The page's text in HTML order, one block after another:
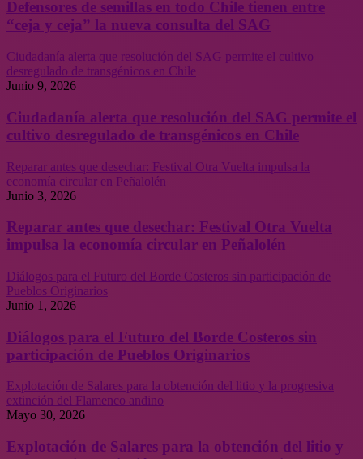
Defensores de semillas en todo Chile tienen entre
“ceja y ceja” la nueva consulta del SAG
Ciudadanía alerta que resolución del SAG permite el cultivo
desregulado de transgénicos en Chile
Junio 9, 2026
Ciudadanía alerta que resolución del SAG permite el
cultivo desregulado de transgénicos en Chile
Reparar antes que desechar: Festival Otra Vuelta impulsa la
economía circular en Peñalolén
Junio 3, 2026
Reparar antes que desechar: Festival Otra Vuelta
impulsa la economía circular en Peñalolén
Diálogos para el Futuro del Borde Costeros sin participación de
Pueblos Originarios
Junio 1, 2026
Diálogos para el Futuro del Borde Costeros sin
participación de Pueblos Originarios
Explotación de Salares para la obtención del litio y la progresiva
extinción del Flamenco andino
Mayo 30, 2026
Explotación de Salares para la obtención del litio y